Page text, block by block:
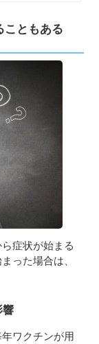
こともある
症状が始まる
った場合は、
響
ワクチンが用